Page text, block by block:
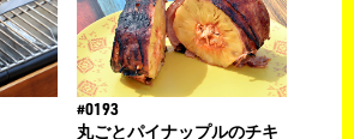
#0193
丸ごとパイナップルのチキ